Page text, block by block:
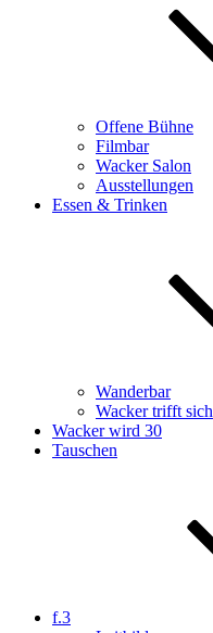
Offene Bühne
Filmbar
Wacker Salon
Ausstellungen
Essen & Trinken
Wanderbar
Wacker trifft sich
Wacker wird 30
Tauschen
f.3